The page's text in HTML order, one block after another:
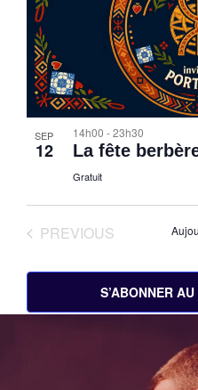
SEP
12
14h00 -23h30
La fête
Gratuit
PREVIOUS
S’ABONNER